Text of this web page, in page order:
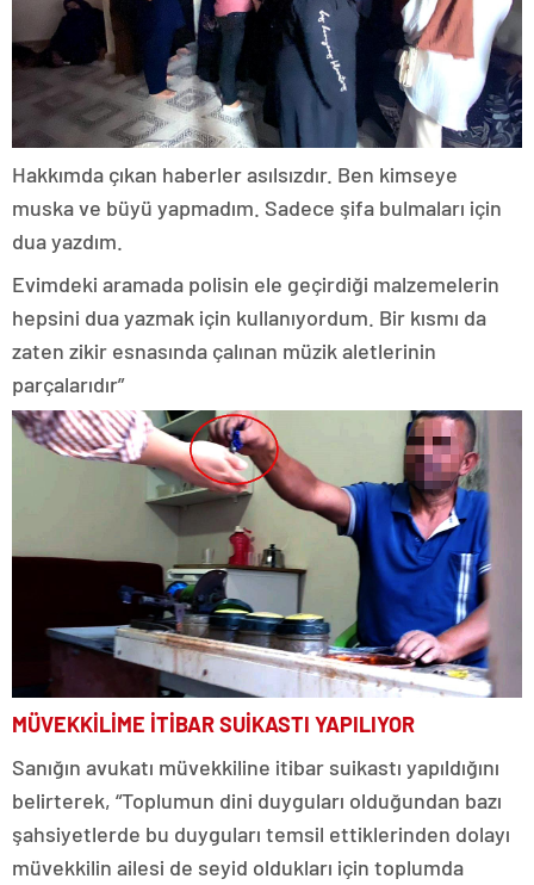
Hakkımda çıkan haberler asılsızdır. Ben kimseye
muska ve büyü yapmadım. Sadece şifa bulmaları için
dua yazdım.
Evimdeki aramada polisin ele geçirdiği malzemelerin
hepsini dua yazmak için kullanıyordum. Bir kısmı da
zaten zikir esnasında çalınan müzik aletlerinin
parçalarıdır”
MÜVEKKİLİME İTİBAR SUİKASTI YAPILIYOR
Sanığın avukatı müvekkiline itibar suikastı yapıldığını
belirterek, “Toplumun dini duyguları olduğundan bazı
şahsiyetlerde bu duyguları temsil ettiklerinden dolayı
müvekkilin ailesi de seyid oldukları için toplumda